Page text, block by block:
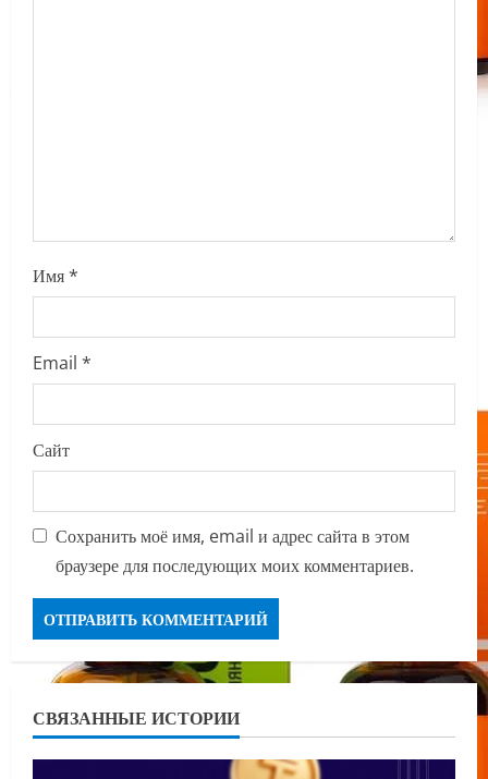
Имя*
Email *
Сайт
Сохранить моё имя, email и адрес сайта в этом
браузере для последующих моих комментариев.
СВЯЗАННЫЕ ИСТОРИИ